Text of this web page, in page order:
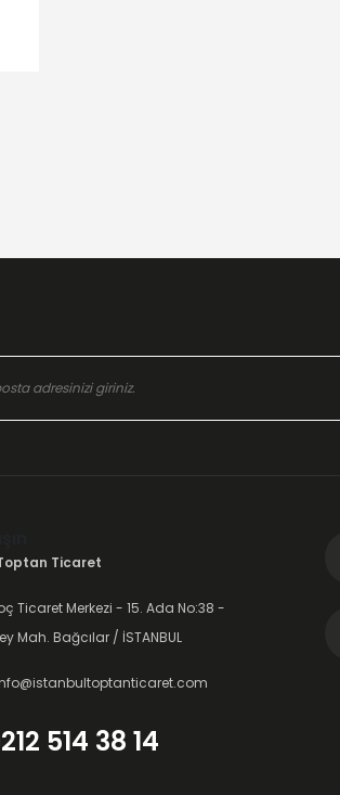
Ticaret
Ticaret Merkezi - 15. Ada No:38 -
Mah. Bağcılar / İSTANBUL
514 38 14